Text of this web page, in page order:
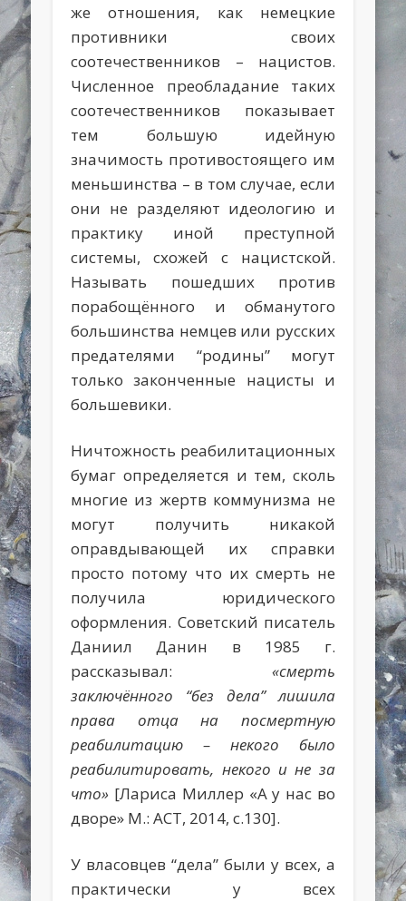
же отношения, как немецкие
противники своих
соотечественников – нацистов.
Численное преобладание таких
соотечественников показывает
тем большую идейную
значимость противостоящего им
меньшинства – в том случае, если
они не разделяют идеологию и
практику иной преступной
системы, схожей с нацистской.
Называть пошедших против
порабощённого и обманутого
большинства немцев или русских
предателями “родины” могут
только законченные нацисты и
большевики.
Ничтожность реабилитационных
бумаг определяется и тем, сколь
многие из жертв коммунизма не
могут получить никакой
оправдывающей их справки
просто потому что их смерть не
получила юридического
оформления. Советский писатель
Даниил Данин в 1985 г.
рассказывал: «смерть
заключённого “без дела” лишила
права отца на посмертную
реабилитацию – некого было
реабилитировать, некого и не за
что» [Лариса Миллер «А у нас во
дворе» М.: АСТ, 2014, с.130].
У власовцев “дела” были у всех, а
практически у всех